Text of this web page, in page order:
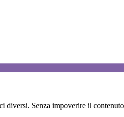
diversi. Senza impoverire il